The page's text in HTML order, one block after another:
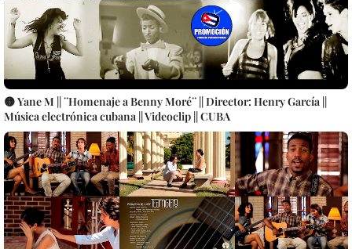
🟡 Yane M || ¨Homenaje a Benny Moré¨ || Director: Henry García ||
Música electrónica cubana || Videoclip || CUBA